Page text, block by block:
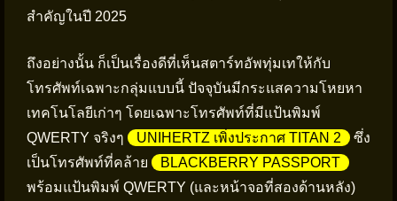
สำคัญในปี 2025
ถึงอย่างนั้น ก็เป็นเรื่องดีที่เห็นสตาร์ทอัพทุ่มเทให้กับ
โทรศัพท์เฉพาะกลุ่มแบบนี้ ปัจจุบันมีกระแสความโหยหา
เทคโนโลยีเก่าๆ โดยเฉพาะโทรศัพท์ที่มีแป้นพิมพ์
QWERTY จริงๆ
UNIHERTZ เพิ่งประกาศ TITAN 2
ซึ่ง
เป็นโทรศัพท์ที่คล้าย
BLACKBERRY PASSPORT
พร้อมแป้นพิมพ์ QWERTY (และหน้าจอที่สองด้านหลัง)